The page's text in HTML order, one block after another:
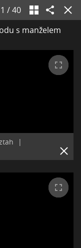
1 /40
s manželem
|